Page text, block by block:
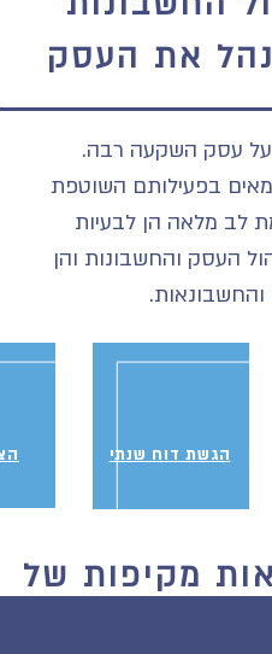
את העסק
עסק השקעה רבה.
בפעילותם השוטפת
לב מלאה הן לבעיות
העסק והחשבונות והן
והחשבונאות.
הגשת דוח שנתי
מקיפות של